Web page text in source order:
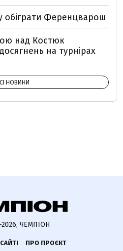
обіграти Ференцварош
над Костюк
на турнірах
НОВИНИ
ЧЕМПІОН
ПРО ПРОЄКТ